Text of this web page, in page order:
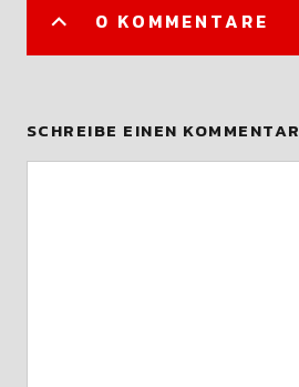
0 KOMMENTARE
SCHREIBE EINEN KOMMENTAR